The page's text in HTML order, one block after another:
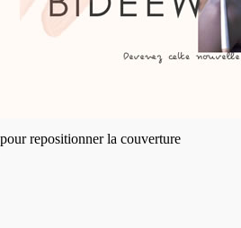
repositionner la couverture